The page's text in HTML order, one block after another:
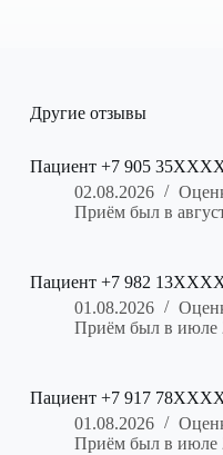
Другие отзывы
Пациент +7 905
02.08.2026
Приём был в
Пациент +7 982
01.08.2026
Приём был в июле
Пациент +7 917
01.08.2026
Приём был в июле